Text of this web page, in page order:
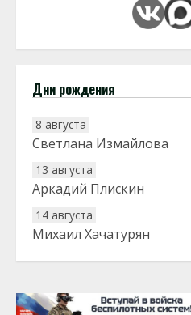
Дни рождения
8 августа
Светлана Измайлова
13 августа
Аркадий Плискин
14 августа
Михаил Хачатурян
20 августа
22 августа